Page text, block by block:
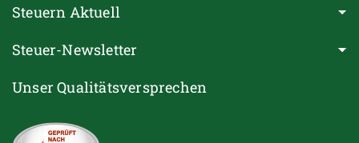
Steuern Aktuell
Steuer-Newsletter
Unser Qualitätsversprechen